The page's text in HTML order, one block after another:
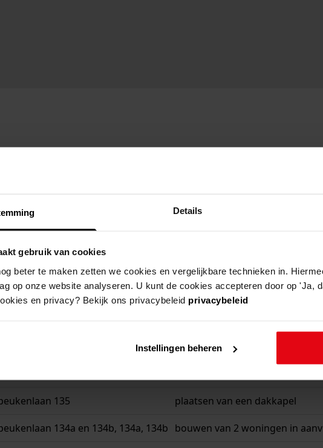
Details
gebruik van cookies
beter te maken zetten we cookies en vergelijkbare technieken in.
op onze website analyseren. U kunt de cookies accepteren door op 'Ja,
en privacy? Bekijk ons privacybeleid privacybeleid
Instellingen beheren
bouwen van een portaal
135 plaatsen van een dakkapel
134a en 134b, 134a, 134b bouwen van 2 woningen in